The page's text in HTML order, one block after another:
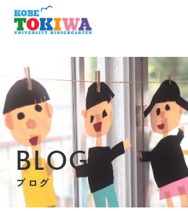
BLOG
ブログ